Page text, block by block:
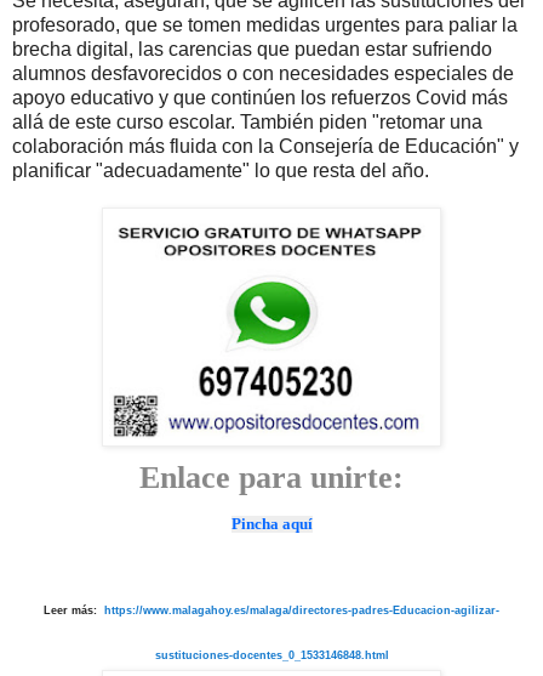
profesorado, que se tomen medidas urgentes para paliar la
brecha digital, las carencias que puedan estar sufriendo
alumnos desfavorecidos o con necesidades especiales de
apoyo educativo y que continúen los refuerzos Covid más
allá de este curso escolar. También piden "retomar una
colaboración más fluida con la Consejería de Educación" y
planificar "adecuadamente" lo que resta del año.
Enlace para unirte:
Pincha aquí
Leer más: https://www.malagahoy.es/malaga/directores-padres-Educacion-agilizar-
sustituciones-docentes_0_1533146848.html